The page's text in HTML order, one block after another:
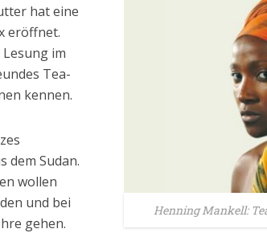
Henning Mankell:
hat eine
eröffnet.
im
Tea-
kennen.
dem Sudan.
wollen
und bei
gehen.